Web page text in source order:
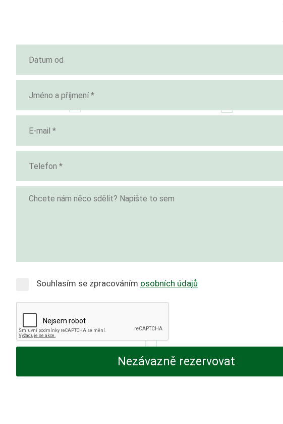
Souhlasím se zpracováním osobních údajů
Nezávazně rezervovat